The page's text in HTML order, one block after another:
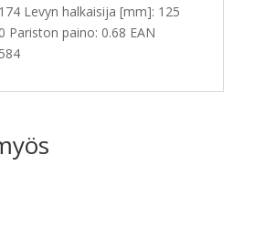
Levyn halkaisija [mm]: 125
Pariston paino: 0.68 EAN